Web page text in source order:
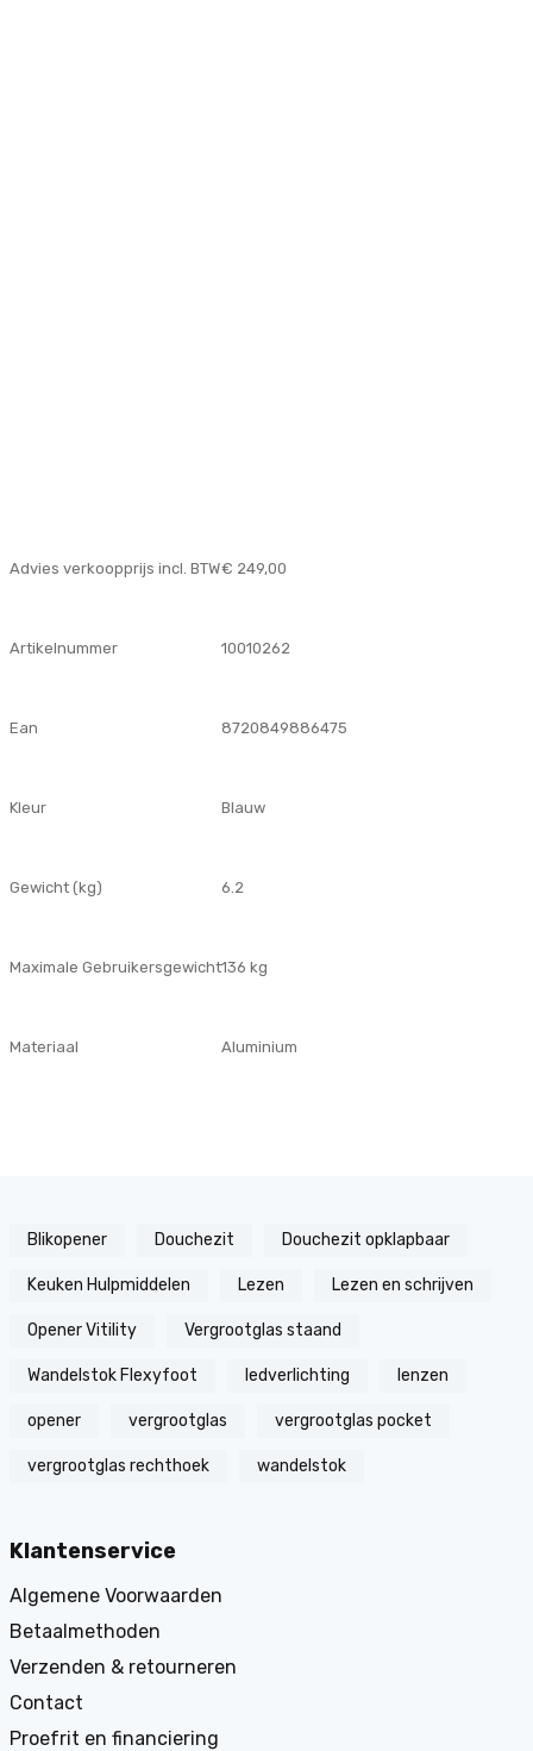
Advies verkoopprijs incl. BTW€ 249,00
Artikelnummer 10010262
Ean 8720849886475
Kleur Blauw
Gewicht (kg) 6.2
Maximale Gebruikersgewicht136 kg
Materiaal Aluminium
Blikopener Douchezit Douchezit opklapbaar
Keuken Hulpmiddelen Lezen Lezen en schrijven
Opener Vitility Vergrootglas staand
Wandelstok Flexyfoot ledverlichting lenzen
opener vergrootglas vergrootglas pocket
vergrootglas rechthoek wandelstok
Klantenservice
Algemene Voorwaarden
Betaalmethoden
Verzenden & retourneren
Contact
Proefrit en financiering